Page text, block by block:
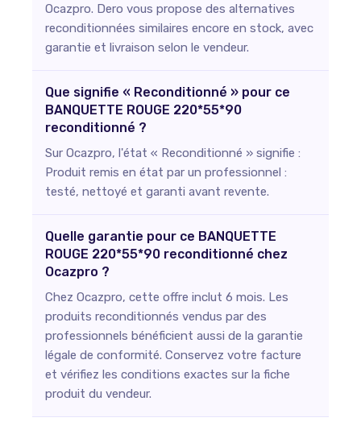
Ocazpro. Dero vous propose des alternatives
reconditionnées similaires encore en stock, avec
garantie et livraison selon le vendeur.
Que signifie « Reconditionné » pour ce
BANQUETTE ROUGE 220*55*90
reconditionné ?
Sur Ocazpro, l'état « Reconditionné » signifie :
Produit remis en état par un professionnel :
testé, nettoyé et garanti avant revente.
Quelle garantie pour ce BANQUETTE
ROUGE 220*55*90 reconditionné chez
Ocazpro ?
Chez Ocazpro, cette offre inclut 6 mois. Les
produits reconditionnés vendus par des
professionnels bénéficient aussi de la garantie
légale de conformité. Conservez votre facture
et vérifiez les conditions exactes sur la fiche
produit du vendeur.